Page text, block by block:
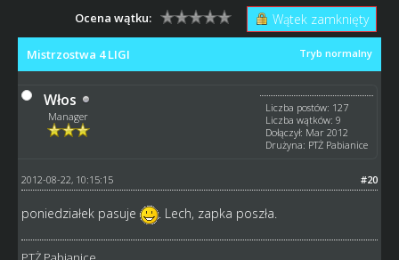
Wątek zamknięty
Ocena wątku:
Tryb normalny
Mistrzostwa 4 LIGI
Włos
Manager
Liczba postów: 127
Liczba wątków: 9
Dołączył: Mar 2012
Drużyna: PTŻ Pabianice
#20
2012-08-22, 10:15:15
poniedziałek pasuje . Lech, zapka poszła.